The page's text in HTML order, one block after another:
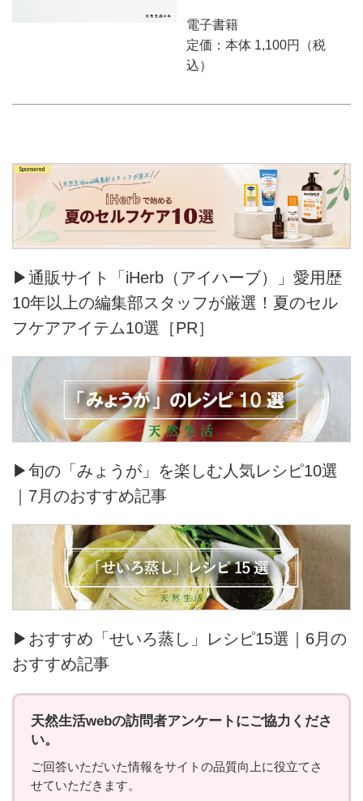
電子書籍
定価：本体 1,100円（税
込）
▶通販サイト「iHerb（アイハーブ）」愛用歴
10年以上の編集部スタッフが厳選！夏のセル
フケアアイテム10選［PR］
▶旬の「みょうが」を楽しむ人気レシピ10選
｜7月のおすすめ記事
▶おすすめ「せいろ蒸し」レシピ15選｜6月の
おすすめ記事